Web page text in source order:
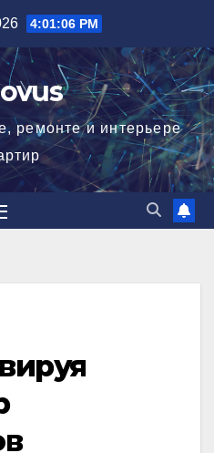
4:01:07 PM
ремонте и интерьере